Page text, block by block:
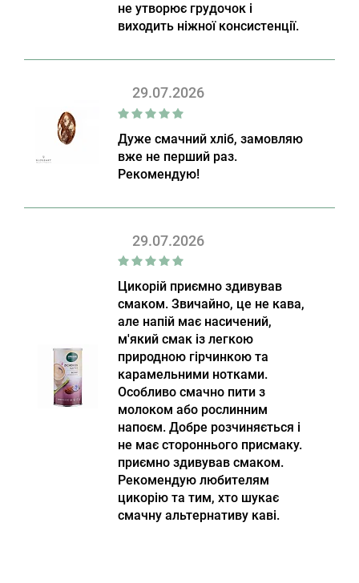
не утворює грудочок і
виходить ніжної консистенції.
29.07.2026
Дуже смачний хліб, замовляю
вже не перший раз.
Рекомендую!
29.07.2026
Цикорій приємно здивував
смаком. Звичайно, це не кава,
але напій має насичений,
м'який смак із легкою
природною гірчинкою та
карамельними нотками.
Особливо смачно пити з
молоком або рослинним
напоєм. Добре розчиняється і
не має стороннього присмаку.
приємно здивував смаком.
Рекомендую любителям
цикорію та тим, хто шукає
смачну альтернативу каві.